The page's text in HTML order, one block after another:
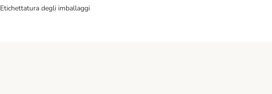
Etichettatura degli imballaggi